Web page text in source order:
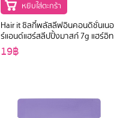
หยิบใส่ตะกร้า
Hair it ซิลกี้พลัสลีฟอินคอนดิชั่นเนอ
ร์แอนด์แฮร์สลีปปิ้งมาสก์ 7g แฮร์อิท
19฿